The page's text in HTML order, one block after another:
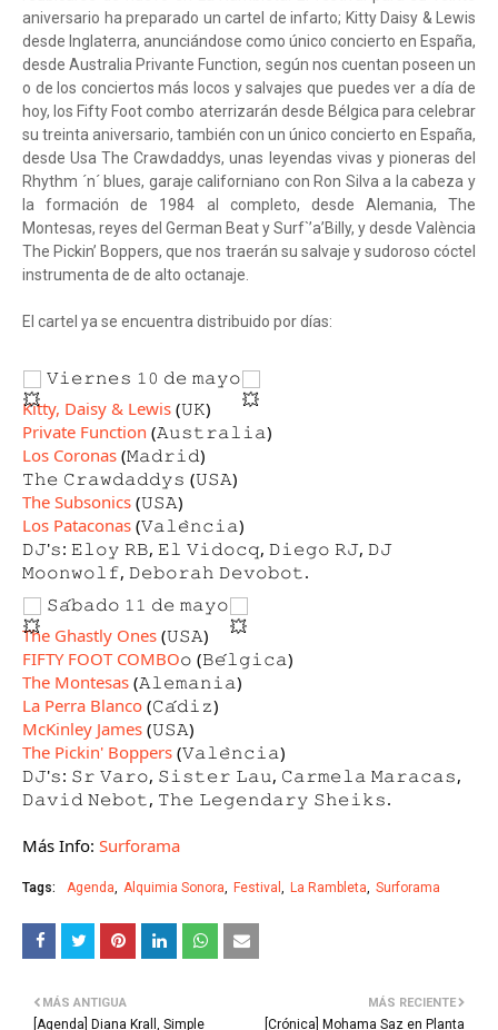
aniversario ha preparado un cartel de infarto; Kitty Daisy & Lewis
desde Inglaterra, anunciándose como único concierto en España,
desde Australia Privante Function, según nos cuentan poseen un
o de los conciertos más locos y salvajes que puedes ver a día de
hoy, los Fifty Foot combo aterrizarán desde Bélgica para celebrar
su treinta aniversario, también con un único concierto en España,
desde Usa The Crawdaddys, unas leyendas vivas y pioneras del
Rhythm ´n´ blues, garaje californiano con Ron Silva a la cabeza y
la formación de 1984 al completo, desde Alemania, The
Montesas, reyes del German Beat y Surf`’a’Billy, y desde València
The Pickin’ Boppers, que nos traerán su salvaje y sudoroso cóctel
instrumenta de de alto octanaje.
El cartel ya se encuentra distribuido por días:
𝚅𝚒𝚎𝚛𝚗𝚎𝚜 𝟷𝟶 𝚍𝚎 𝚖𝚊𝚢𝚘
Kitty, Daisy & Lewis (𝚄𝙺)
Private Function (𝙰𝚞𝚜𝚝𝚛𝚊𝚕𝚒𝚊)
Los Coronas (𝙼𝚊𝚍𝚛𝚒𝚍)
𝚃𝚑𝚎 𝙲𝚛𝚊𝚠𝚍𝚊𝚍𝚍𝚢𝚜 (𝚄𝚂𝙰)
The Subsonics (𝚄𝚂𝙰)
Los Pataconas (𝚅𝚊𝚕𝚎̀𝚗𝚌𝚒𝚊)
𝙳𝙹'𝚜: 𝙴𝚕𝚘𝚢 𝚁𝙱, 𝙴𝚕 𝚅𝚒𝚍𝚘𝚌𝚚, 𝙳𝚒𝚎𝚐𝚘 𝚁𝙹, 𝙳𝙹
𝙼𝚘𝚘𝚗𝚠𝚘𝚕𝚏, 𝙳𝚎𝚋𝚘𝚛𝚊𝚑 𝙳𝚎𝚟𝚘𝚋𝚘𝚝.
𝚂𝚊́𝚋𝚊𝚍𝚘 𝟷𝟷 𝚍𝚎 𝚖𝚊𝚢𝚘
The Ghastly Ones (𝚄𝚂𝙰)
FIFTY FOOT COMBO𝚘 (𝙱𝚎́𝚕𝚐𝚒𝚌𝚊)
The Montesas (𝙰𝚕𝚎𝚖𝚊𝚗𝚒𝚊)
La Perra Blanco (𝙲𝚊́𝚍𝚒𝚣)
McKinley James (𝚄𝚂𝙰)
The Pickin' Boppers (𝚅𝚊𝚕𝚎̀𝚗𝚌𝚒𝚊)
𝙳𝙹'𝚜: 𝚂𝚛 𝚅𝚊𝚛𝚘, 𝚂𝚒𝚜𝚝𝚎𝚛 𝙻𝚊𝚞, 𝙲𝚊𝚛𝚖𝚎𝚕𝚊 𝙼𝚊𝚛𝚊𝚌𝚊𝚜,
𝙳𝚊𝚟𝚒𝚍 𝙽𝚎𝚋𝚘𝚝, 𝚃𝚑𝚎 𝙻𝚎𝚐𝚎𝚗𝚍𝚊𝚛𝚢 𝚂𝚑𝚎𝚒𝚔𝚜.
Más Info: Surforama
Tags: Agenda Alquimia Sonora Festival La Rambleta Surforama
MÁS RECIENTE
[Crónica] Mohama Saz en Planta
MÁS ANTIGUA
[Agenda] Diana Krall, Simple